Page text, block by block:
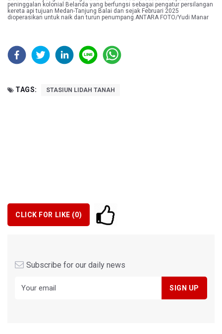
peninggalan kolonial Belanda yang berfungsi sebagai pengatur persilangan
kereta api tujuan Medan-Tanjung Balai dan sejak Februari 2025
dioperasikan untuk naik dan turun penumpang.ANTARA FOTO/Yudi Manar
TAGS: STASIUN LIDAH TANAH
CLICK FOR LIKE (0)
Subscribe for our daily news